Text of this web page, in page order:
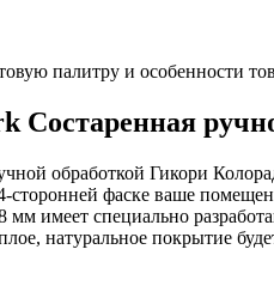
палитру и особенности
Состаренная
обработкой Гикори
сторонней фаске ваше
имеет специально
натуральное покрытие